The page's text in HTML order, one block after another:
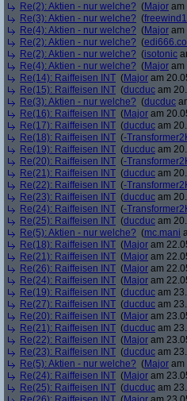
Re(2): Aktien - nur welche? (Major am
Re(3): Aktien - nur welche? (freewind1
Re(4): Aktien - nur welche? (Major am
Re(2): Aktien - nur welche? (
Re(2): Aktien - nur welche? (isotonic
Re(4): Aktien - nur welche? (Major am
Re(14): Raiffeisen INT (Major am
Re(15): Raiffeisen INT (ducduc am
Re(3): Aktien - nur welche? (ducduc
Re(16): Raiffeisen INT (Major am
Re(17): Raiffeisen INT (ducduc am
Re(18): Raiffeisen INT (-
Re(19): Raiffeisen INT (ducduc am
Re(20): Raiffeisen INT (-
Re(21): Raiffeisen INT (ducduc am
Re(22): Raiffeisen INT (-
Re(23): Raiffeisen INT (ducduc am
Re(24): Raiffeisen INT (-
Re(25): Raiffeisen INT (ducduc am
Re(5): Aktien - nur welche? (mc.mani
Re(18): Raiffeisen INT (Major am
Re(21): Raiffeisen INT (Major am
Re(26): Raiffeisen INT (Major am
Re(24): Raiffeisen INT (Major am
Re(19): Raiffeisen INT (ducduc am
Re(27): Raiffeisen INT (ducduc am
Re(20): Raiffeisen INT (Major am
Re(21): Raiffeisen INT (ducduc am
Re(22): Raiffeisen INT (Major am
Re(23): Raiffeisen INT (ducduc am
Re(5): Aktien - nur welche? (Major am
Re(24): Raiffeisen INT (Major am
Re(25): Raiffeisen INT (ducduc am